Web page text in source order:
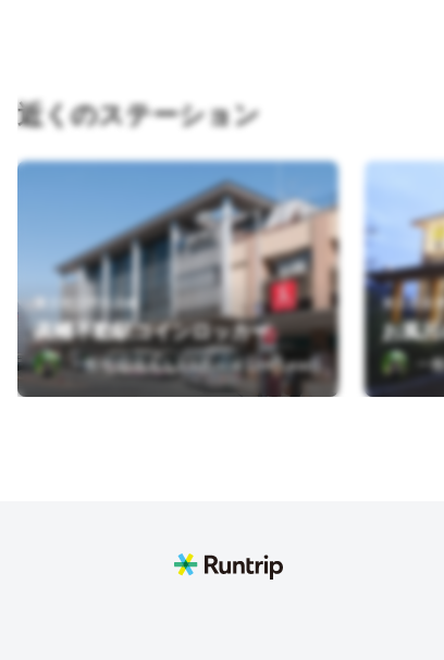
近くのステーション
高幡不動駅コインロッカー
一般社団法人 L.L.L(Local.Link.Lead)
東京都多
お風
一